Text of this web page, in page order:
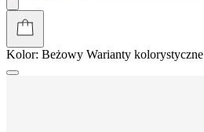
Kolor: Beżowy Warianty kolorystyczne